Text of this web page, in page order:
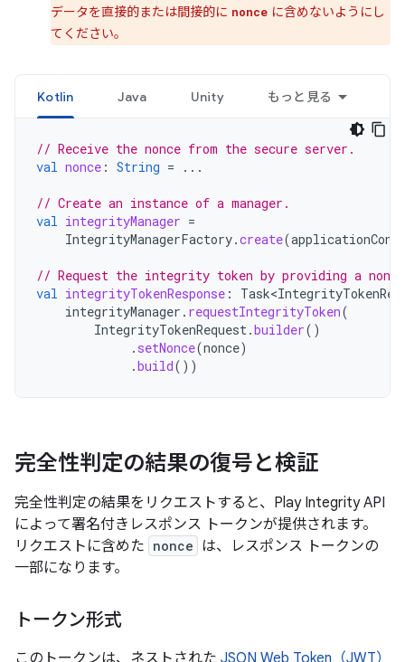
データを直接的または間接的に nonce に含めないようにし
てください。
Kotlin Java Unity もっと見る
// Receive the nonce from the secure server.
val nonce : String = ...
// Create an instance of a manager.
val integrityManager =
IntegrityManagerFactory.create(
// Request the integrity token by providing a
val integrityTokenResponse :
integrityManager . requestIntegrityToken(
IntegrityTokenRequest.builder()
. setNonce(nonce)
.build())
完全性判定の結果の復号と検証
完全性判定の結果をリクエストすると、Play Integrity API
によって署名付きレスポンス トークンが提供されます。
リクエストに含めた nonce は、レスポンス トークンの
一部になります。
トークン形式